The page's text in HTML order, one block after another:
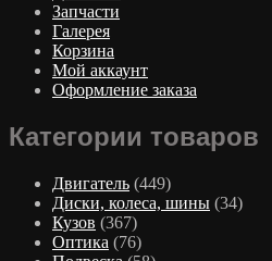
Запчасти
Галерея
Корзина
Мой аккаунт
Оформление заказа
Категории товаров
Двигатель (449)
Диски, колеса, шины (34)
Кузов (367)
Оптика (76)